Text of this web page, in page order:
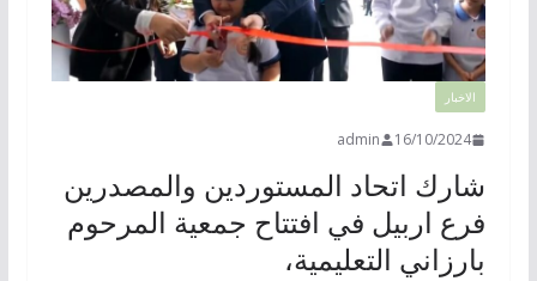
الاخبار
16/10/2024
admin
شارك اتحاد المستوردين والمصدرين
فرع اربيل في افتتاح جمعية المرحوم
بارزاني التعليمية،